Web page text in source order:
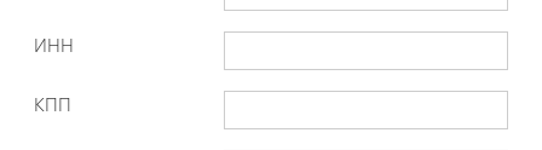
ИНН
КПП